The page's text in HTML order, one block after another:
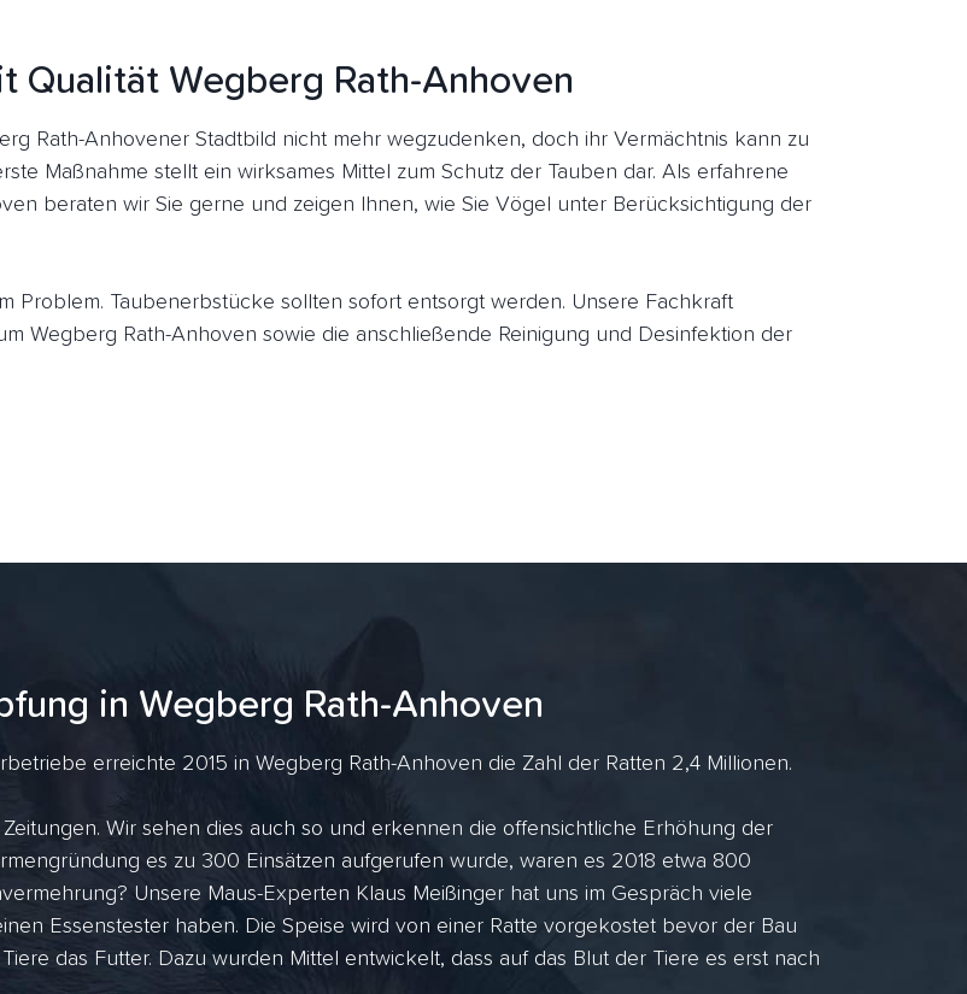
Qualität Wegberg Rath-Anhoven
Rath-Anhovener Stadtbild nicht mehr wegzudenken, doch ihr Vermächtnis kann zu
Maßnahme stellt ein wirksames Mittel zum Schutz der Tauben dar. Als erfahrene
beraten wir Sie gerne und zeigen Ihnen, wie Sie Vögel unter Berücksichtigung der
Problem. Taubenerbstücke sollten sofort entsorgt werden. Unsere Fachkraft
Wegberg Rath-Anhoven sowie die anschließende Reinigung und Desinfektion der
in Wegberg Rath-Anhoven
erreichte 2015 in Wegberg Rath-Anhoven die Zahl der Ratten 2,4 Millionen.
Wir sehen dies auch so und erkennen die offensichtliche Erhöhung der
es zu 300 Einsätzen aufgerufen wurde, waren es 2018 etwa 800
Unsere Maus-Experten Klaus Meißinger hat uns im Gespräch viele
Essenstester haben. Die Speise wird von einer Ratte vorgekostet bevor der Bau
das Futter. Dazu wurden Mittel entwickelt, dass auf das Blut der Tiere es erst nach